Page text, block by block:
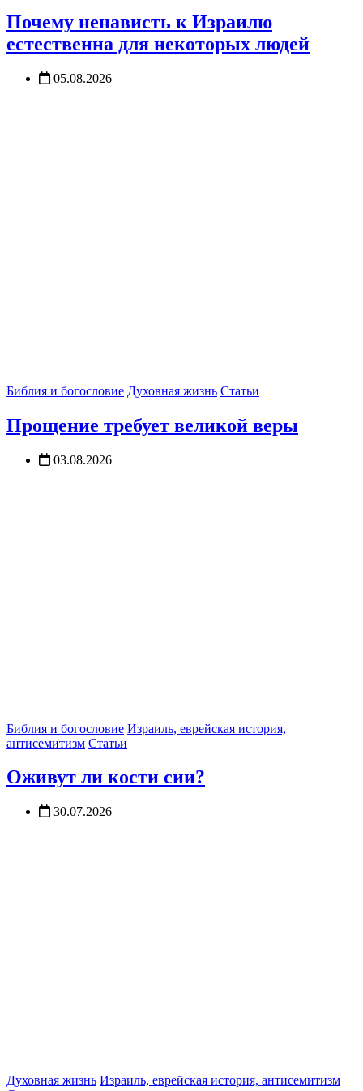
Почему ненависть к Израилю
естественна для некоторых людей
05.08.2026
Библия и богословие Духовная жизнь Статьи
Прощение требует великой веры
03.08.2026
Библия и богословие Израиль, еврейская история,
антисемитизм Статьи
Оживут ли кости сии?
30.07.2026
Духовная жизнь Израиль, еврейская история, антисемитизм